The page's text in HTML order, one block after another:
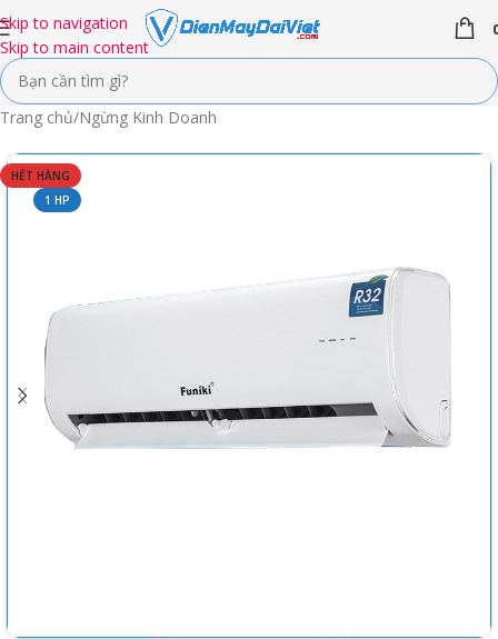
Skip to navigation
Skip to main content
Trang chủ/Ngừng Kinh Doanh
HẾT HÀNG
1 HP